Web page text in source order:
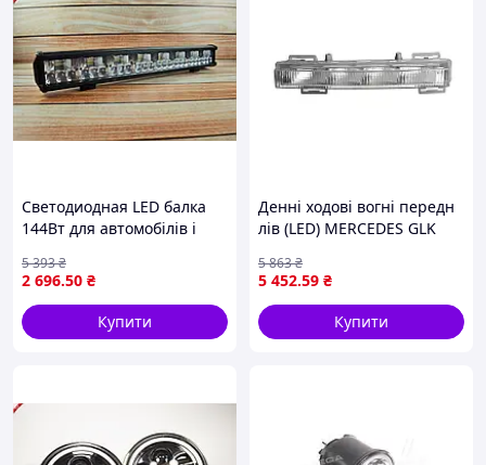
Светодиодная LED балка
144Вт для автомобілів і
освітлення 11000 люмен
2 696.50 ₴
5 393₴
Купити
Денні ходові вогні передн
лів (LED) MERCEDES GLK
M/ML-KLASA W166 06.08-
11.15 TYC 12-0146-00-9
5 452.59 ₴
5 863₴
Купити